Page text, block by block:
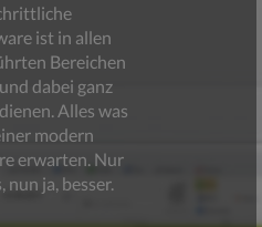
ist in allen
Bereichen
dabei ganz
Alles was
modern
erwarten. Nur
nun ja, besser.